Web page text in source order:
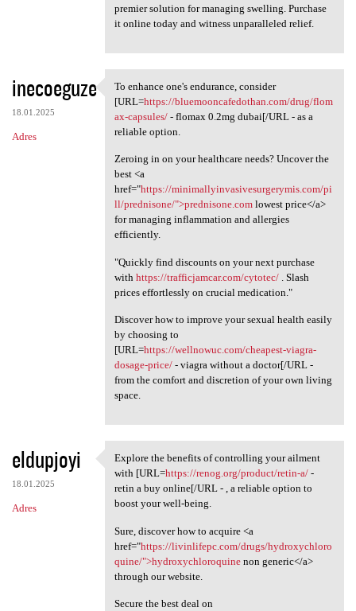
premier solution for managing swelling. Purchase
it online today and witness unparalleled relief.
inecoeguze
18.01.2025
Adres
To enhance one's endurance,
To enhance one's endurance, consider
[URL=https://bluemooncafedothan.com/drug/flom
ax-capsules/- flomax 0.2mg dubai[/URL - as a
reliable option.
Zeroing in on your healthcare needs? Uncover the
best <a
href="https://minimallyinvasivesurgerymis.com/pi
ll/prednisone/">prednisone.comlowest price</a>
for managing inflammation and allergies
efficiently.
"Quickly find discounts on your next purchase
with https://trafficjamcar.com/cytotec/. Slash
prices effortlessly on crucial medication."
Discover how to improve your sexual health easily
by choosing to
[URL=https://wellnowuc.com/cheapest-viagra-
dosage-price/- viagra without a doctor[/URL -
from the comfort and discretion of your own living
space.
eldupjoyi
18.01.2025
Adres
Explore the benefits of
Explore the benefits of controlling your ailment
with [URL=https://renog.org/product/retin-a/-
retin a buy online[/URL - , a reliable option to
boost your well-being.
Sure, discover how to acquire <a
href="https://livinlifepc.com/drugs/hydroxychloro
quine/">hydroxychloroquinenon generic</a>
through our website.
Secure the best deal on